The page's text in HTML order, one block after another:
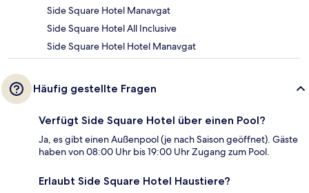
Side Square Hotel Manavgat
Side Square Hotel All Inclusive
Side Square Hotel Hotel Manavgat
Häufig gestellte Fragen
Verfügt Side Square Hotel über einen Pool?
Ja, es gibt einen Außenpool (je nach Saison geöffnet). Gäste
haben von 08:00 Uhr bis 19:00 Uhr Zugang zum Pool.
Erlaubt Side Square Hotel Haustiere?